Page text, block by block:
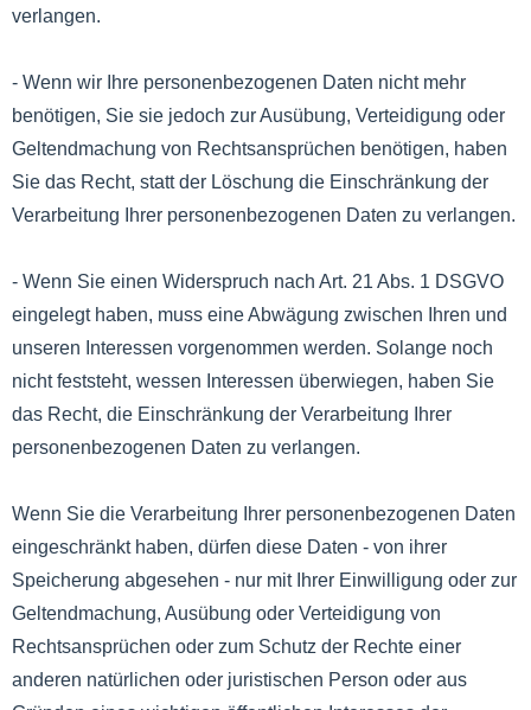
verlangen.
- Wenn wir Ihre personenbezogenen Daten nicht mehr
benötigen, Sie sie jedoch zur Ausübung, Verteidigung oder
Geltendmachung von Rechtsansprüchen benötigen, haben
Sie das Recht, statt der Löschung die Einschränkung der
Verarbeitung Ihrer personenbezogenen Daten zu verlangen.
- Wenn Sie einen Widerspruch nach Art. 21 Abs. 1 DSGVO
eingelegt haben, muss eine Abwägung zwischen Ihren und
unseren Interessen vorgenommen werden. Solange noch
nicht feststeht, wessen Interessen überwiegen, haben Sie
das Recht, die Einschränkung der Verarbeitung Ihrer
personenbezogenen Daten zu verlangen.
Wenn Sie die Verarbeitung Ihrer personenbezogenen Daten
eingeschränkt haben, dürfen diese Daten - von ihrer
Speicherung abgesehen - nur mit Ihrer Einwilligung oder zur
Geltendmachung, Ausübung oder Verteidigung von
Rechtsansprüchen oder zum Schutz der Rechte einer
anderen natürlichen oder juristischen Person oder aus